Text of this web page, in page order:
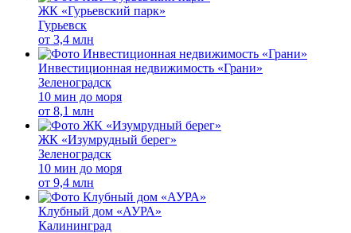
ЖК «Гурьевский парк»
Гурьевск
от 3,4 млн
Инвестиционная недвижимость «Грани»
Зеленоградск
10 мин до моря
от 8,1 млн
ЖК «Изумрудный берег»
Зеленоградск
10 мин до моря
от 9,4 млн
Клубный дом «АУРА»
Калининград